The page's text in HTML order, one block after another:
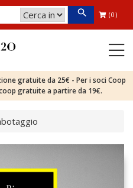
(0)
gratuite da 25€ - Per i soci Coop
gratuite a partire da 19€.